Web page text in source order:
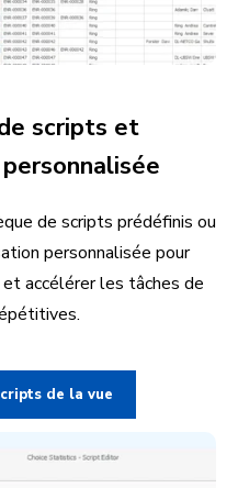
scripts et
de scripts prédéfinis ou
personnalisée pour
accélérer les tâches de
de la vue